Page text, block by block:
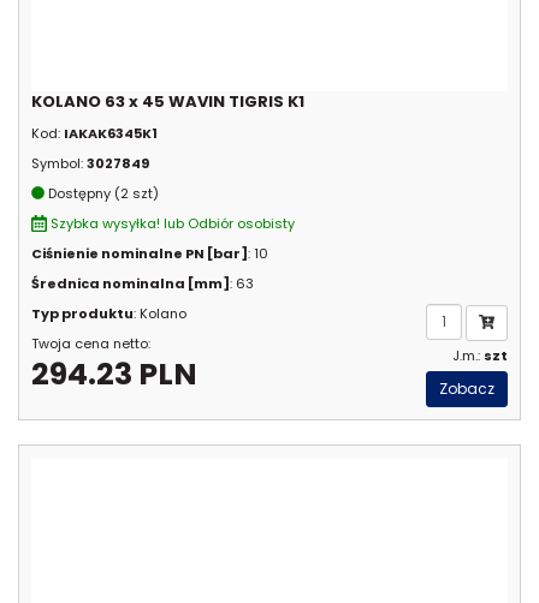
KOLANO 63 x 45 WAVIN TIGRIS K1
Kod: IAKAK6345K1
Symbol:3027849
Dostępny (2 szt)
Szybka wysyłka! lub Odbiór osobisty
Ciśnienie nominalne PN [bar]: 10
Średnica nominalna [mm]: 63
Typ produktu: Kolano
Twoja cena netto:
294.23 PLN J.m.: szt
Zobacz